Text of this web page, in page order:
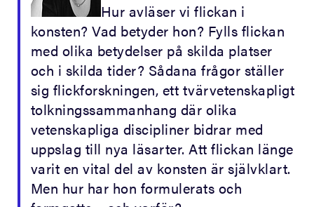
Hur avläser vi flickan i
konsten? Vad betyder hon? Fylls flickan
med olika betydelser på skilda platser
och i skilda tider? Sådana frågor ställer
sig flickforskningen, ett tvärvetenskapligt
tolkningssammanhang där olika
vetenskapliga discipliner bidrar med
uppslag till nya läsarter. Att flickan länge
varit en vital del av konsten är självklart.
Men hur har hon formulerats och